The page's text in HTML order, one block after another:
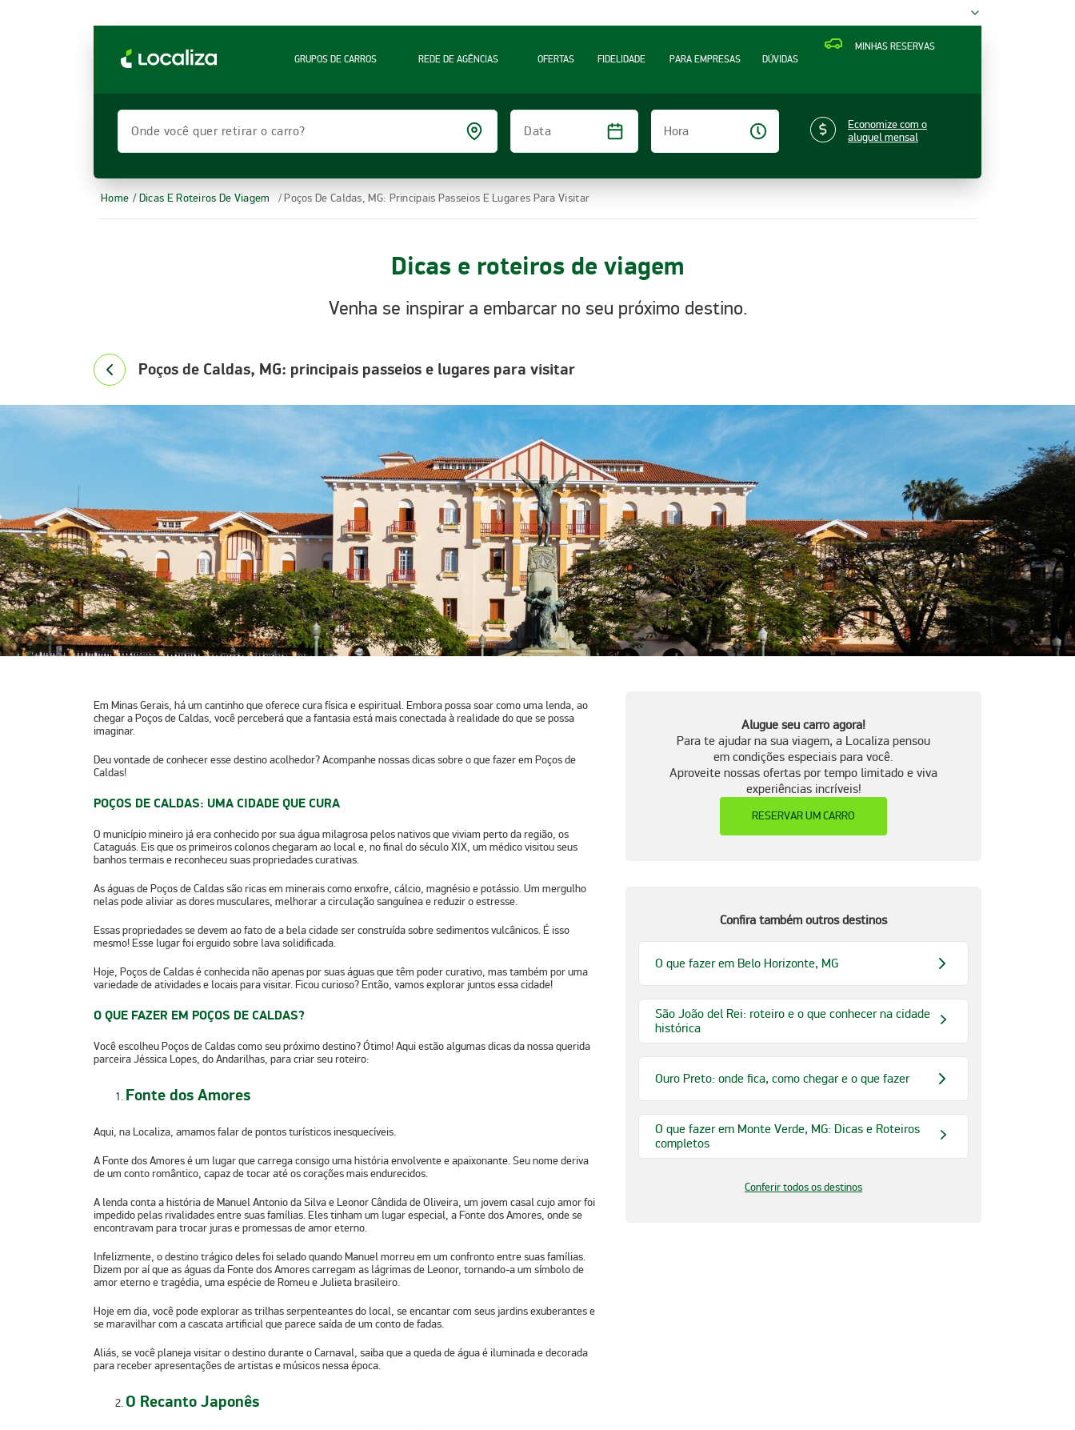
MINHAS RESERVAS
GRUPOS DE CARROS
REDE DE AGÊNCIAS OFERTAS FIDELIDADE PARA EMPRESAS DÚVIDAS
Onde você quer retirar o carro? Data
Hora
Economize com o
aluguel mensal
Home / Dicas E Roteiros De Viagem / Poços De Caldas, MG: Principais Passeios E Lugares Para Visitar
Dicas e roteiros de viagem
Venha se inspirar a embarcar no seu próximo destino.
Poços de Caldas, MG: principais passeios e lugares para visitar
Em Minas Gerais, há um cantinho que oferece cura física e espiritual. Embora possa soar como uma lenda, ao
chegar a Poços de Caldas, você perceberá que a fantasia está mais conectada à realidade do que se possa
imaginar.
Deu vontade de conhecer esse destino acolhedor? Acompanhe nossas dicas sobre o que fazer em Poços de
Caldas!
POÇOS DE CALDAS: UMA CIDADE QUE CURA
O município mineiro já era conhecido por sua água milagrosa pelos nativos que viviam perto da região, os
Cataguás. Eis que os primeiros colonos chegaram ao local e, no final do século XIX, um médico visitou seus
banhos termais e reconheceu suas propriedades curativas.
As águas de Poços de Caldas são ricas em minerais como enxofre, cálcio, magnésio e potássio. Um mergulho
nelas pode aliviar as dores musculares, melhorar a circulação sanguínea e reduzir o estresse.
Essas propriedades se devem ao fato de a bela cidade ser construída sobre sedimentos vulcânicos. É isso
mesmo! Esse lugar foi erguido sobre lava solidificada.
Hoje, Poços de Caldas é conhecida não apenas por suas águas que têm poder curativo, mas também por uma
variedade de atividades e locais para visitar. Ficou curioso? Então, vamos explorar juntos essa cidade!
O QUE FAZER EM POÇOS DE CALDAS?
Você escolheu Poços de Caldas como seu próximo destino? Ótimo! Aqui estão algumas dicas da nossa querida
parceira Jéssica Lopes, do Andarilhas, para criar seu roteiro:
Fonte dos Amores
Aqui, na Localiza, amamos falar de pontos turísticos inesquecíveis.
A Fonte dos Amores é um lugar que carrega consigo uma história envolvente e apaixonante. Seu nome deriva
de um conto romântico, capaz de tocar até os corações mais endurecidos.
A lenda conta a história de Manuel Antonio da Silva e Leonor Cândida de Oliveira, um jovem casal cujo amor foi
impedido pelas rivalidades entre suas famílias. Eles tinham um lugar especial, a Fonte dos Amores, onde se
encontravam para trocar juras e promessas de amor eterno.
Infelizmente, o destino trágico deles foi selado quando Manuel morreu em um confronto entre suas famílias.
Dizem por aí que as águas da Fonte dos Amores carregam as lágrimas de Leonor, tornando-a um símbolo de
amor eterno e tragédia, uma espécie de Romeu e Julieta brasileiro.
Hoje em dia, você pode explorar as trilhas serpenteantes do local, se encantar com seus jardins exuberantes e
se maravilhar com a cascata artificial que parece saída de um conto de fadas.
Aliás, se você planeja visitar o destino durante o Carnaval, saiba que a queda de água é iluminada e decorada
para receber apresentações de artistas e músicos nessa época.
O Recanto Japonês
Alugue seu carro agora!
Para te ajudar na sua viagem, a Localiza pensou
em condições especiais para você.
Aproveite nossas ofertas por tempo limitado e viva
experiências incríveis!
RESERVAR UM CARRO
Confira também outros destinos
O que fazer em Belo Horizonte, MG
São João del Rei: roteiro e o que conhecer na cidade
histórica
Ouro Preto: onde fica, como chegar e o que fazer
O que fazer em Monte Verde, MG: Dicas e Roteiros
completos
Conferir todos os destinos